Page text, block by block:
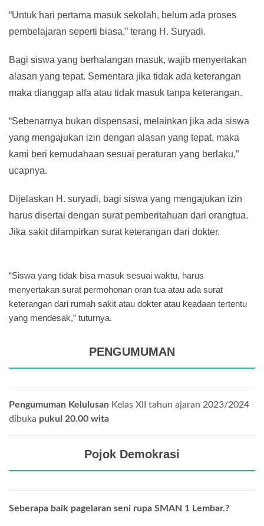
“Untuk hari pertama masuk sekolah, belum ada proses
pembelajaran seperti biasa,” terang H. Suryadi.
Bagi siswa yang berhalangan masuk, wajib menyertakan
alasan yang tepat. Sementara jika tidak ada keterangan
maka dianggap alfa atau tidak masuk tanpa keterangan.
“Sebenarnya bukan dispensasi, melainkan jika ada siswa
yang mengajukan izin dengan alasan yang tepat, maka
kami beri kemudahaan sesuai peraturan yang berlaku,”
ucapnya.
Dijelaskan H. suryadi, bagi siswa yang mengajukan izin
harus disertai dengan surat pemberitahuan dari orangtua.
Jika sakit dilampirkan surat keterangan dari dokter.
“Siswa yang tidak bisa masuk sesuai waktu, harus
menyertakan surat permohonan oran tua atau ada surat
keterangan dari rumah sakit atau dokter atau keadaan tertentu
yang mendesak,” tuturnya.
PENGUMUMAN
Pengumuman Kelulusan Kelas XII tahun ajaran 2023/2024
dibuka pukul 20.00 wita
Pojok Demokrasi
Seberapa baik pagelaran seni rupa SMAN 1 Lembar.?